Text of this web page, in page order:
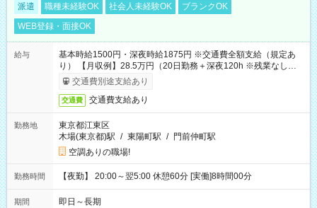
派遣 職種未経験OK 社会人未経験OK
ブランクOK
WEB登録・面接OK
給与
基本時給1500円・深夜時給1875円 ※交通費全額支給（規定あ
り） 【月収例】28.5万円（20日勤務＋深夜120h ※残業なしの場
合）交通費別途支給あり
交通費 交通費支給あり
勤務地
東京都江東区
木場(東京都)駅 / 東陽町駅 / 門前仲町駅
空調ありの職場!
勤務時間 【夜勤】 20:00～翌5:00 休憩60分 [実働]8時間00分
期間 即日～長期